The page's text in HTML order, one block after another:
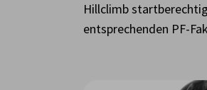
Hillclimb
entsprechenden PF-